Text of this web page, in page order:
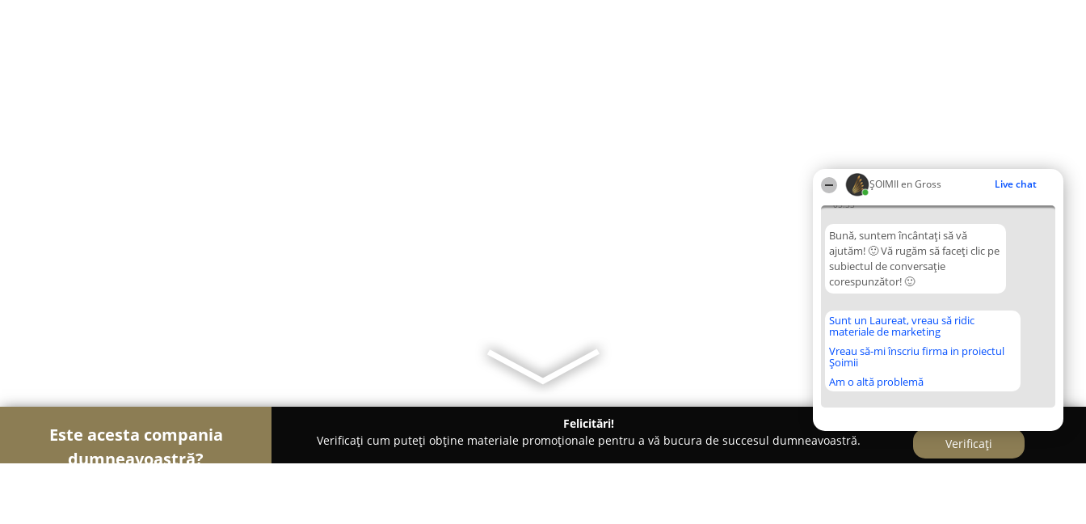
ȘOIMII en Gross Live chat
05:33
Bună, suntem încântați să vă
ajutăm! 🙂 Vă rugăm să faceți clic pe
subiectul de conversație
corespunzător! 🙂
Sunt un Laureat, vreau să ridic
materiale de marketing
Vreau să-mi înscriu firma in proiectul
Șoimii
Am o altă problemă
Este acesta compania
dumneavoastră?
Felicitări!
Verificați cum puteți obține materiale promoționale pentru a vă bucura de succesul dumneavoastră.
Verificați